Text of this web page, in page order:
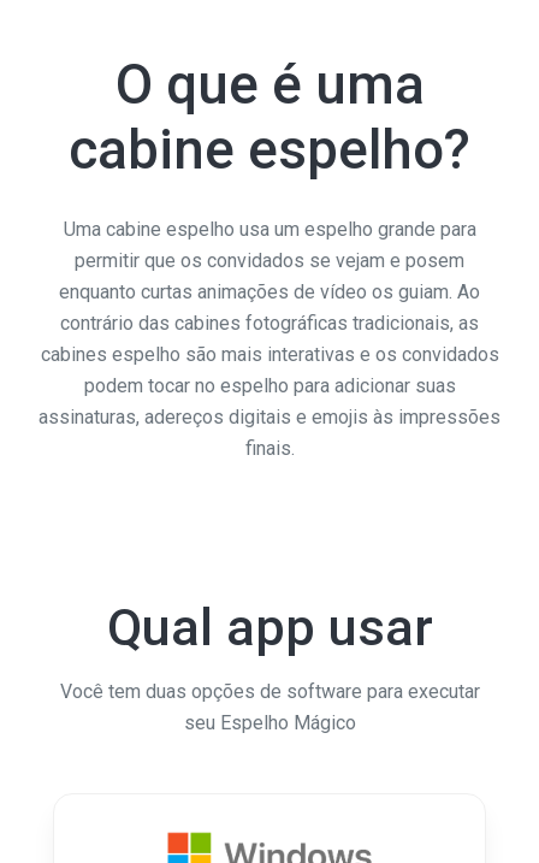
O que é uma
cabine espelho?
Uma cabine espelho usa um espelho grande para
permitir que os convidados se vejam e posem
enquanto curtas animações de vídeo os guiam. Ao
contrário das cabines fotográficas tradicionais, as
cabines espelho são mais interativas e os convidados
podem tocar no espelho para adicionar suas
assinaturas, adereços digitais e emojis às impressões
finais.
Qual app usar
Você tem duas opções de software para executar
seu Espelho Mágico